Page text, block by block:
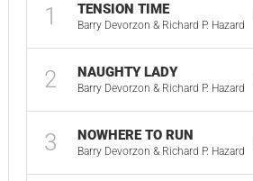
1 TENSION TIME
Barry Devorzon & Richard P. Hazard
2 NAUGHTY LADY
Barry Devorzon & Richard P. Hazard
3 NOWHERE TO RUN
Barry Devorzon & Richard P. Hazard